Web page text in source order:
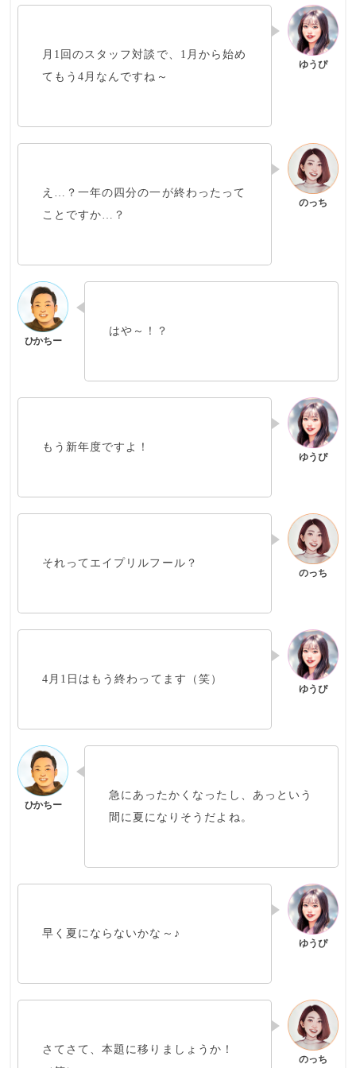
月1回のスタッフ対談で、1月から始め
てもう4月なんですね～
え…？一年の四分の一が終わった って
ことですか…？
はや～！？
もう 新年度ですよ！
それってエイプリルフール？
4月1日はもう終わってます（笑）
急にあったかくなったし、あっという
間に夏になりそうだよね。
早く夏にならないかな～♪
さてさて、本題に移りましょうか！